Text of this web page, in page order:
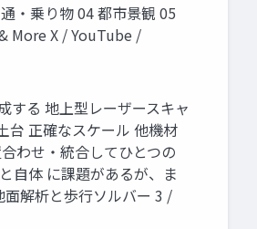
・乗り物 04 都市景観 05
More X / YouTube /
する 地上型レーザースキャ
台 正確なスケール 他機材
わせ・統合してひとつの
自体 に課題があるが、ま
解析と歩行ソルバー 3 /